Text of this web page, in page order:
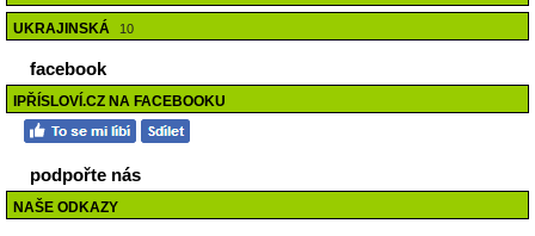
UKRAJINSKÁ 10
facebook
IPŘÍSLOVÍ.CZ NA FACEBOOKU
podpořte nás
NAŠE ODKAZY